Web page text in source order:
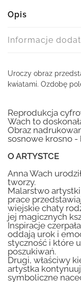
Opis
Informacje
Uroczy obraz
kwiatami. Ozdobę
Reprodukcja
Wach to
Obraz
sosnowe krosno -
O ARTYSTCE
Anna Wach
tworzy.
Malarstwo
prace
wiejskie chaty
jej magicznych
Inspiracje
oddają urok i
styczność i które
poszukiwań.
Drugi, właściwy
artystka
symboliczne